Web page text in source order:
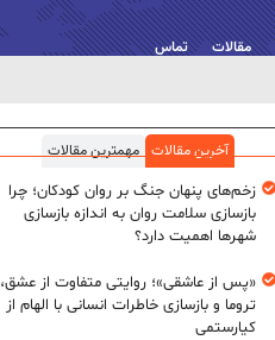
مقالات تماس
آخرین مقالات مهمترین مقالات
زخم‌های پنهان جنگ بر روان کودکان؛ چرا
بازسازی سلامت روان به اندازه بازسازی
شهرها اهمیت دارد؟
«پس از عاشقی»؛ روایتی متفاوت از عشق،
تروما و بازسازی خاطرات انسانی با الهام از
کیارستمی